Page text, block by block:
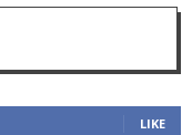
LIKE